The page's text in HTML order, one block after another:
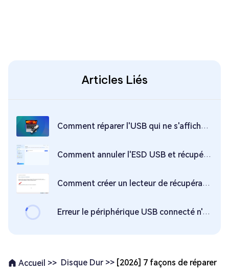
Articles Liés
Comment réparer l'USB qui ne s'affiche pas mais qui fait un son ?
Comment annuler l'ESD USB et récupérer les données perdues 2026 ?
Comment créer un lecteur de récupération USB amorçable pour Windows 11/10
Erreur le périphérique USB connecté n'est pas pris en charge : Comment la résoudre ?
Accueil >> Disque Dur >> [2026] 7 façons de réparer